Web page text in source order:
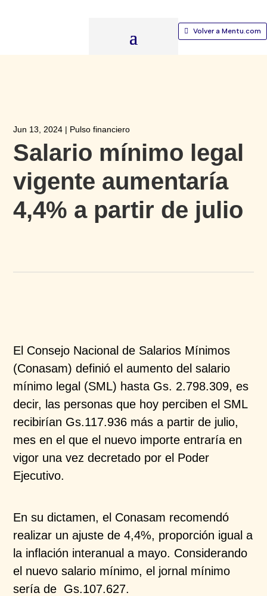
Volver a Mentu.com
Jun 13, 2024 | Pulso financiero
Salario mínimo legal
vigente aumentaría
4,4% a partir de julio
El Consejo Nacional de Salarios Mínimos
(Conasam) definió el aumento del salario
mínimo legal (SML) hasta Gs. 2.798.309, es
decir, las personas que hoy perciben el SML
recibirían Gs.117.936 más a partir de julio,
mes en el que el nuevo importe entraría en
vigor una vez decretado por el Poder
Ejecutivo. ​
En su dictamen, el Conasam recomendó
realizar un ajuste de 4,4%, proporción igual a
la inflación interanual a mayo. Considerando
el nuevo salario mínimo, el jornal mínimo
sería de Gs.107.627. ​